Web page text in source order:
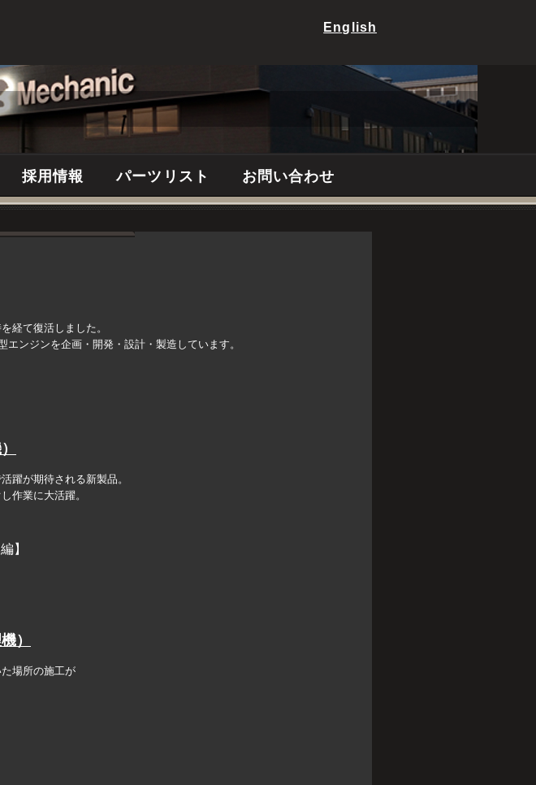
English
経て復活しました。
エンジンを企画・開発・設計・製造しています。
躍が期待される新製品。
作業に大活躍。
】
）
場所の施工が
採用情報 パーツリスト お問い合わせ